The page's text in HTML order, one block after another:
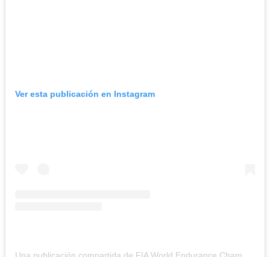
Ver esta publicación en Instagram